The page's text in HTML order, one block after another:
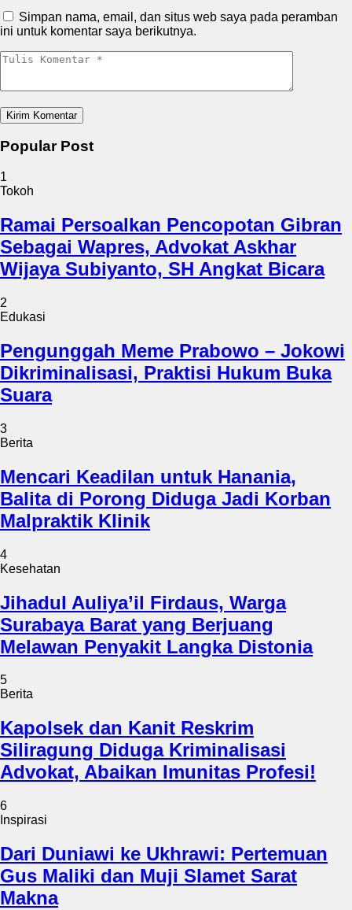
Simpan nama, email, dan situs web saya pada peramban
ini untuk komentar saya berikutnya.
Popular Post
1
Tokoh
Ramai Persoalkan Pencopotan Gibran
Sebagai Wapres, Advokat Askhar
Wijaya Subiyanto, SH Angkat Bicara
2
Edukasi
Pengunggah Meme Prabowo – Jokowi
Dikriminalisasi, Praktisi Hukum Buka
Suara
3
Berita
Mencari Keadilan untuk Hanania,
Balita di Porong Diduga Jadi Korban
Malpraktik Klinik
4
Kesehatan
Jihadul Auliya’il Firdaus, Warga
Surabaya Barat yang Berjuang
Melawan Penyakit Langka Distonia
5
Berita
Kapolsek dan Kanit Reskrim
Siliragung Diduga Kriminalisasi
Advokat, Abaikan Imunitas Profesi!
6
Inspirasi
Dari Duniawi ke Ukhrawi: Pertemuan
Gus Maliki dan Muji Slamet Sarat
Makna